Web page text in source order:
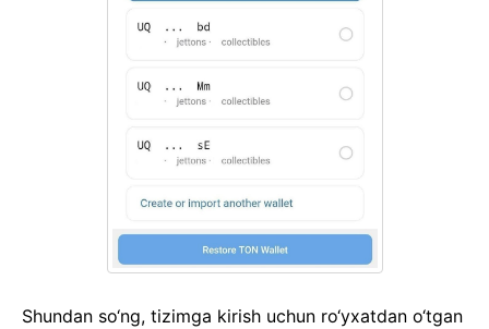
Shundan so‘ng, tizimga kirish uchun ro‘yxatdan o‘tgan